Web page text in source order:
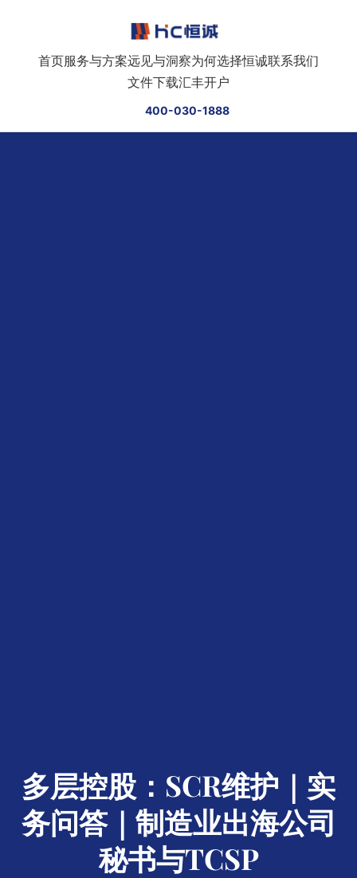
首页服务与方案远见与洞察为何选择恒诚联系我们
文件下载汇丰开户
400-030-1888
多层控股：SCR维护｜实
务问答｜制造业出海公司
秘书与TCSP